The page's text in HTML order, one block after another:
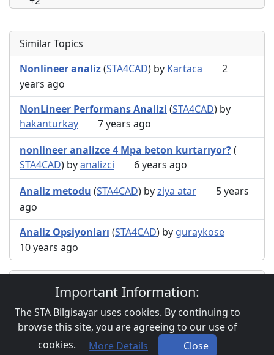
Similar Topics
Nonlineer analiz(STA4CAD) by Kartaca
2
years ago
NonLineer Performans Analizi (STA4CAD) by
hakanturkay
7 years ago
nonlineer analizce 4 Mpa beton kurtarıyor?(
STA4CAD) byanalizci
6 years ago
Analiz metodu (STA4CAD) byziya atar
5 years
ago
Analiz Opsiyonları (STA4CAD) by guraykose
10 years ago
Important Information:
The STA Bilgisayar uses cookies. By continuing to
browse this site, you are agreeing to our use of
cookies.
More Details Close
Privacy Policy|Powered by YAF.NET 4.0.2|YAF.NET ©
2003-2026 Yet Another Forum.NET